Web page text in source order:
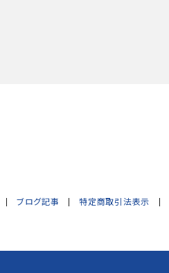
ブログ記事 特定商取引法表示